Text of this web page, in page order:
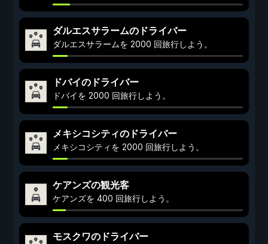
ダルエスサラームのドライバー
ダルエスサラームを 2000 回旅行しよう。
ドバイのドライバー
ドバイを 2000 回旅行しよう。
メキシコシティのドライバー
メキシコシティを 2000 回旅行しよう。
ケアンズの観光客
ケアンズを 400 回旅行しよう。
モスクワのドライバー